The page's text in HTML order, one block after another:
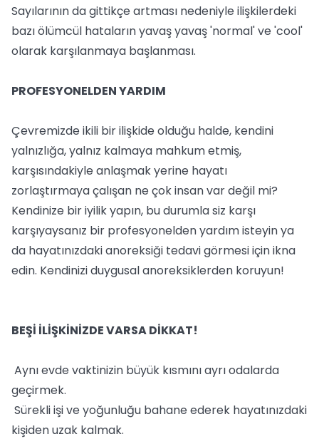
Sayılarının da gittikçe artması nedeniyle ilişkilerdeki
bazı ölümcül hataların yavaş yavaş 'normal' ve 'cool'
olarak karşılanmaya başlanması.
PROFESYONELDEN YARDIM
Çevremizde ikili bir ilişkide olduğu halde, kendini
yalnızlığa, yalnız kalmaya mahkum etmiş,
karşısındakiyle anlaşmak yerine hayatı
zorlaştırmaya çalışan ne çok insan var değil mi?
Kendinize bir iyilik yapın, bu durumla siz karşı
karşıyaysanız bir profesyonelden yardım isteyin ya
da hayatınızdaki anoreksiği tedavi görmesi için ikna
edin. Kendinizi duygusal anoreksiklerden koruyun!
BEŞİ İLİŞKİNİZDE VARSA DİKKAT!
Aynı evde vaktinizin büyük kısmını ayrı odalarda
geçirmek.
Sürekli işi ve yoğunluğu bahane ederek hayatınızdaki
kişiden uzak kalmak.